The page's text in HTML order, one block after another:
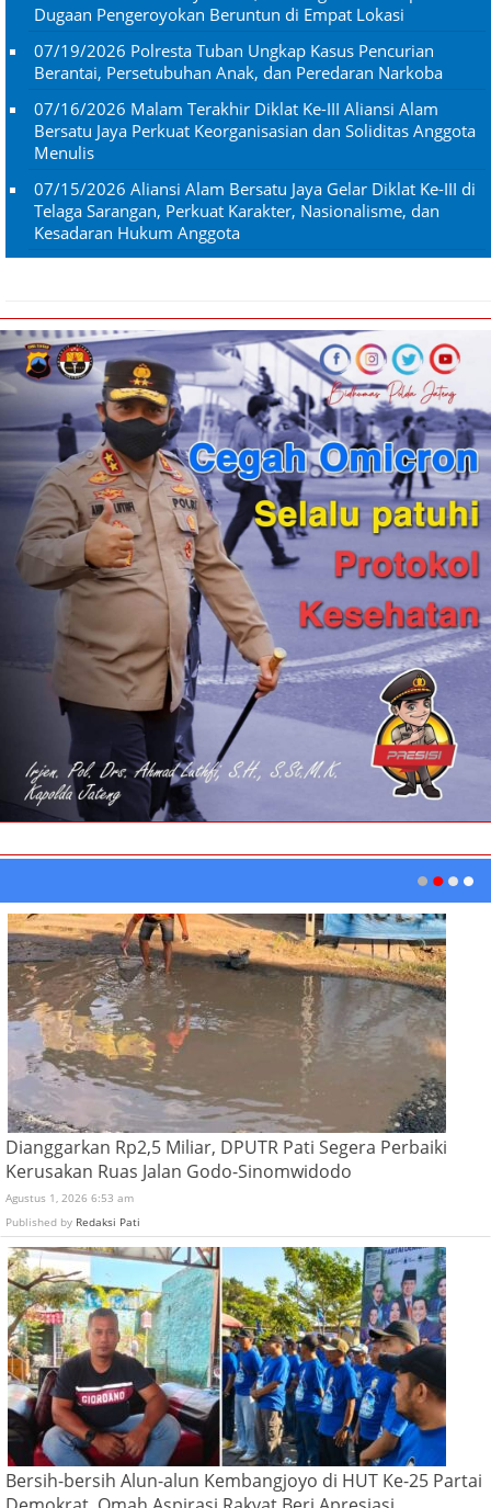
Dugaan Pengeroyokan Beruntun di Empat Lokasi
07/19/2026 Polresta Tuban Ungkap Kasus Pencurian
Berantai, Persetubuhan Anak, dan Peredaran Narkoba
07/16/2026 Malam Terakhir Diklat Ke-III Aliansi Alam
Bersatu Jaya Perkuat Keorganisasian dan Soliditas Anggota
Menulis
07/15/2026 Aliansi Alam Bersatu Jaya Gelar Diklat Ke-III di
Telaga Sarangan, Perkuat Karakter, Nasionalisme, dan
Kesadaran Hukum Anggota
Dianggarkan Rp2,5 Miliar, DPUTR Pati Segera Perbaiki
Kerusakan Ruas Jalan Godo-Sinomwidodo
Agustus 1, 2026 6:53 am
Published by Redaksi Pati
Bersih-bersih Alun-alun Kembangjoyo di HUT Ke-25 Partai